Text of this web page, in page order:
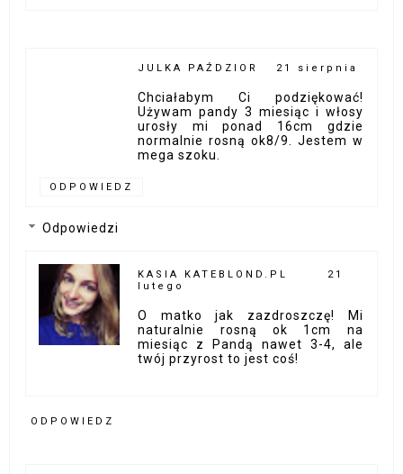
JULKA PAŹDZIOR 21 sierpnia
Chciałabym Ci podziękować!
Używam pandy 3 miesiąc i włosy
urosły mi ponad 16cm gdzie
normalnie rosną ok8/9. Jestem w
mega szoku.
ODPOWIEDZ
Odpowiedzi
KASIA KATEBLOND.PL
21
lutego
O matko jak zazdroszczę! Mi
naturalnie rosną ok 1cm na
miesiąc z Pandą nawet 3-4, ale
twój przyrost to jest coś!
ODPOWIEDZ